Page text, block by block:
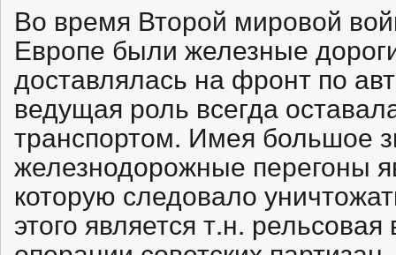
Во время Второй мировой
Европе были железные
доставлялась на фронт по
ведущая роль всегда
транспортом. Имея большое
железнодорожные перегоны
которую следовало
этого является т.н.